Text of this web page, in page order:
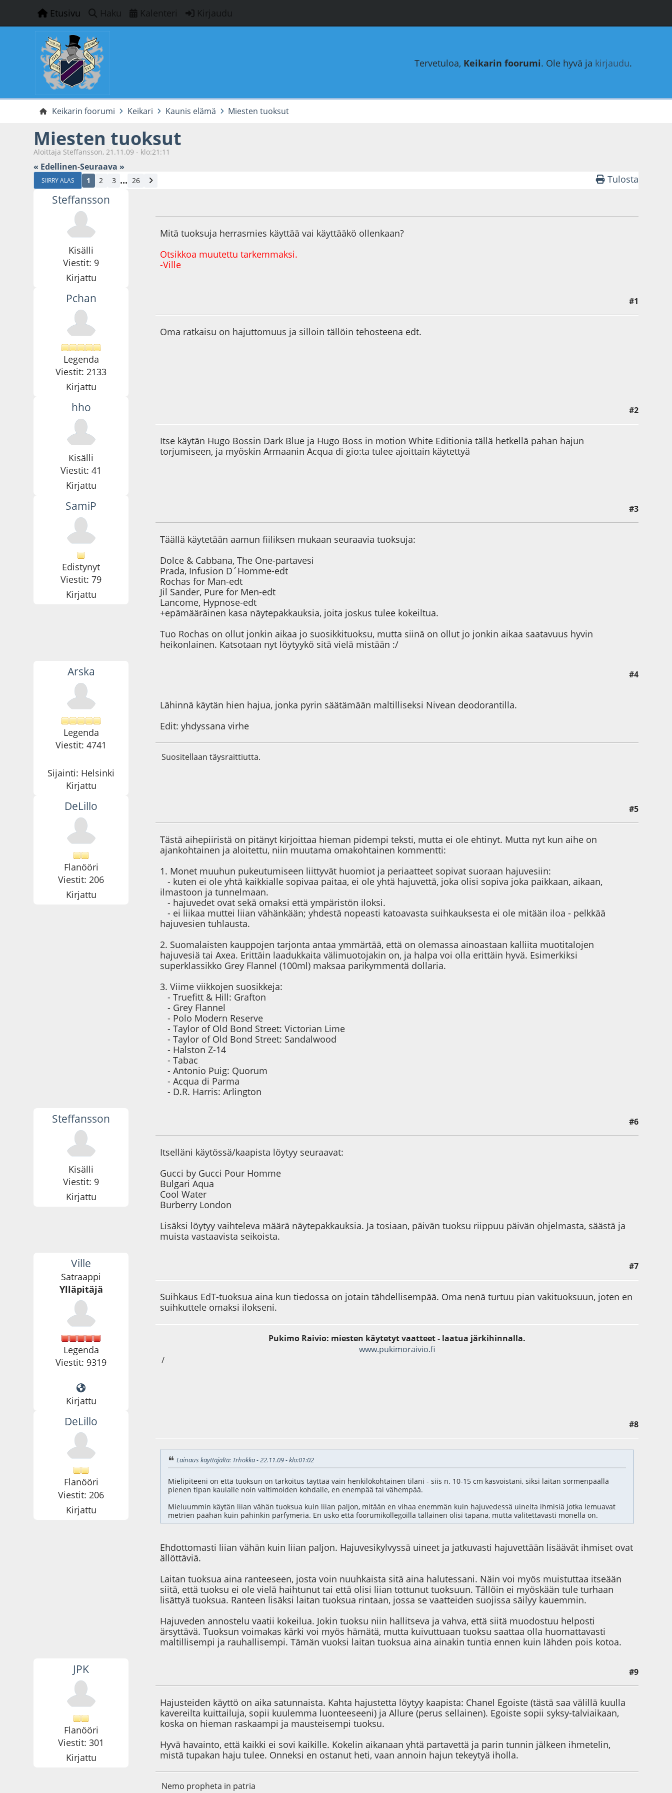
Etusivu Haku Kalenteri Kirjaudu
Tervetuloa, Keikarin foorumi. Ole hyvä ja kirjaudu.
Keikarin foorumi Keikari Kaunis elämä Miesten tuoksut
Miesten tuoksut
Aloittaja Steffansson, 21.11.09 - klo:21:11
« Edellinen-Seuraava »
SIIRRY ALAS 1 2 3 ... 26 Tulosta
Steffansson
Kisälli
Viestit: 9
Kirjattu
Mitä tuoksuja herrasmies käyttää vai käyttääkö ollenkaan?
Otsikkoa muutettu tarkemmaksi.
-Ville
Pchan
Legenda
Viestit: 2133
Kirjattu
#1
Oma ratkaisu on hajuttomuus ja silloin tällöin tehosteena edt.
hho
Kisälli
Viestit: 41
Kirjattu
#2
Itse käytän Hugo Bossin Dark Blue ja Hugo Boss in motion White Editionia tällä hetkellä pahan hajun
torjumiseen, ja myöskin Armaanin Acqua di gio:ta tulee ajoittain käytettyä
SamiP
Edistynyt
Viestit: 79
Kirjattu
#3
Täällä käytetään aamun fiiliksen mukaan seuraavia tuoksuja:
Dolce & Cabbana, The One-partavesi
Prada, Infusion D´Homme-edt
Rochas for Man-edt
Jil Sander, Pure for Men-edt
Lancome, Hypnose-edt
+epämääräinen kasa näytepakkauksia, joita joskus tulee kokeiltua.
Tuo Rochas on ollut jonkin aikaa jo suosikkituoksu, mutta siinä on ollut jo jonkin aikaa saatavuus hyvin
heikonlainen. Katsotaan nyt löytyykö sitä vielä mistään :/
Arska
Legenda
Viestit: 4741
Sijainti: Helsinki
Kirjattu
#4
Lähinnä käytän hien hajua, jonka pyrin säätämään maltilliseksi Nivean deodorantilla.
Edit: yhdyssana virhe
Suositellaan täysraittiutta.
DeLillo
Flanööri
Viestit: 206
Kirjattu
#5
Tästä aihepiiristä on pitänyt kirjoittaa hieman pidempi teksti, mutta ei ole ehtinyt. Mutta nyt kun aihe on
ajankohtainen ja aloitettu, niin muutama omakohtainen kommentti:
1. Monet muuhun pukeutumiseen liittyvät huomiot ja periaatteet sopivat suoraan hajuvesiin:
- kuten ei ole yhtä kaikkialle sopivaa paitaa, ei ole yhtä hajuvettä, joka olisi sopiva joka paikkaan, aikaan,
ilmastoon ja tunnelmaan.
- hajuvedet ovat sekä omaksi että ympäristön iloksi.
- ei liikaa muttei liian vähänkään; yhdestä nopeasti katoavasta suihkauksesta ei ole mitään iloa - pelkkää
hajuvesien tuhlausta.
2. Suomalaisten kauppojen tarjonta antaa ymmärtää, että on olemassa ainoastaan kalliita muotitalojen
hajuvesiä tai Axea. Erittäin laadukkaita välimuotojakin on, ja halpa voi olla erittäin hyvä. Esimerkiksi
superklassikko Grey Flannel (100ml) maksaa parikymmentä dollaria.
3. Viime viikkojen suosikkeja:
- Truefitt & Hill: Grafton
- Grey Flannel
- Polo Modern Reserve
- Taylor of Old Bond Street: Victorian Lime
- Taylor of Old Bond Street: Sandalwood
- Halston Z-14
- Tabac
- Antonio Puig: Quorum
- Acqua di Parma
- D.R. Harris: Arlington
Steffansson
Kisälli
Viestit: 9
Kirjattu
#6
Itselläni käytössä/kaapista löytyy seuraavat:
Gucci by Gucci Pour Homme
Bulgari Aqua
Cool Water
Burberry London
Lisäksi löytyy vaihteleva määrä näytepakkauksia. Ja tosiaan, päivän tuoksu riippuu päivän ohjelmasta, säästä ja
muista vastaavista seikoista.
Ville
Satraappi
Ylläpitäjä
Legenda
Viestit: 9319
Kirjattu
#7
Suihkaus EdT-tuoksua aina kun tiedossa on jotain tähdellisempää. Oma nenä turtuu pian vakituoksuun, joten en
suihkuttele omaksi ilokseni.
Pukimo Raivio: miesten käytetyt vaatteet - laatua järkihinnalla.
www.pukimoraivio.fi
/
DeLillo
Flanööri
Viestit: 206
Kirjattu
#8
Lainaus käyttäjältä: Trhokka - 22.11.09 - klo:01:02
Mielipiteeni on että tuoksun on tarkoitus täyttää vain henkilökohtainen tilani - siis n. 10-15 cm kasvoistani, siksi laitan sormenpäällä
pienen tipan kaulalle noin valtimoiden kohdalle, en enempää tai vähempää.
Mieluummin käytän liian vähän tuoksua kuin liian paljon, mitään en vihaa enemmän kuin hajuvedessä uineita ihmisiä jotka lemuavat
metrien päähän kuin pahinkin parfymeria. En usko että foorumikollegoilla tällainen olisi tapana, mutta valitettavasti monella on.
Ehdottomasti liian vähän kuin liian paljon. Hajuvesikylvyssä uineet ja jatkuvasti hajuvettään lisäävät ihmiset ovat
ällöttäviä.
Laitan tuoksua aina ranteeseen, josta voin nuuhkaista sitä aina halutessani. Näin voi myös muistuttaa itseään
siitä, että tuoksu ei ole vielä haihtunut tai että olisi liian tottunut tuoksuun. Tällöin ei myöskään tule turhaan
lisättyä tuoksua. Ranteen lisäksi laitan tuoksua rintaan, jossa se vaatteiden suojissa säilyy kauemmin.
Hajuveden annostelu vaatii kokeilua. Jokin tuoksu niin hallitseva ja vahva, että siitä muodostuu helposti
ärsyttävä. Tuoksun voimakas kärki voi myös hämätä, mutta kuivuttuaan tuoksu saattaa olla huomattavasti
maltillisempi ja rauhallisempi. Tämän vuoksi laitan tuoksua aina ainakin tuntia ennen kuin lähden pois kotoa.
JPK
Flanööri
Viestit: 301
Kirjattu
#9
Hajusteiden käyttö on aika satunnaista. Kahta hajustetta löytyy kaapista: Chanel Egoiste (tästä saa välillä kuulla
kavereilta kuittailuja, sopii kuulemma luonteeseeni) ja Allure (perus sellainen). Egoiste sopii syksy-talviaikaan,
koska on hieman raskaampi ja mausteisempi tuoksu.
Hyvä havainto, että kaikki ei sovi kaikille. Kokelin aikanaan yhtä partavettä ja parin tunnin jälkeen ihmetelin,
mistä tupakan haju tulee. Onneksi en ostanut heti, vaan annoin hajun tekeytyä iholla.
Nemo propheta in patria